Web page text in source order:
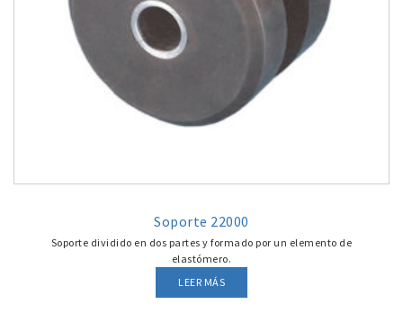
Soporte 22000
Soporte dividido en dos partes y formado por un elemento de
elastómero.
LEER MÁS